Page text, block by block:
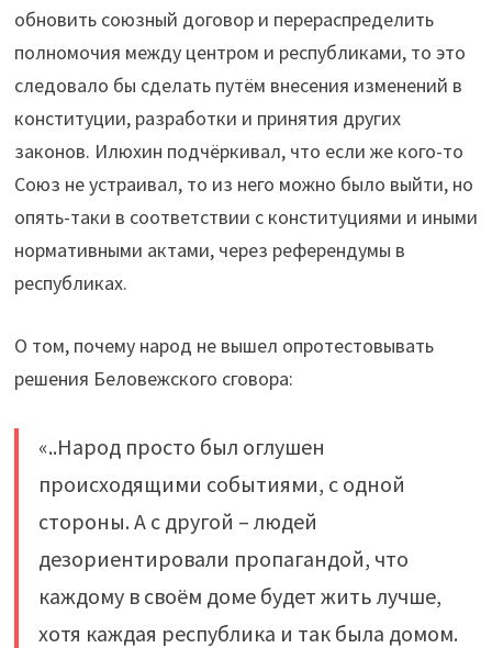
обновить союзный договор и перераспределить
полномочия между центром и республиками, то это
следовало бы сделать путём внесения изменений в
конституции, разработки и принятия других
законов. Илюхин подчёркивал, что если же кого-то
Союз не устраивал, то из него можно было выйти, но
опять-таки в соответствии с конституциями и иными
нормативными актами, через референдумы в
республиках.
О том, почему народ не вышел опротестовывать
решения Беловежского сговора:
«..Народ просто был оглушен
происходящими событиями, с одной
стороны. А с другой – людей
дезориентировали пропагандой, что
каждому в своём доме будет жить лучше,
хотя каждая республика и так была домом.